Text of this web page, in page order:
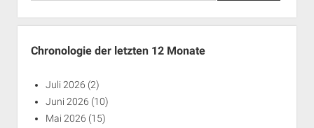
Chronologie der letzten 12 Monate
Juli 2026 (2)
Juni 2026 (10)
Mai 2026 (15)